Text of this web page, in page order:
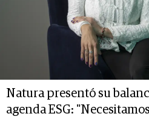
Natura presentó su
agenda ESG: